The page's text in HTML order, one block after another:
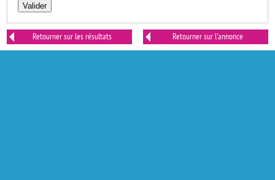
Valider
Retourner sur l'annonce
Retourner sur les résultats